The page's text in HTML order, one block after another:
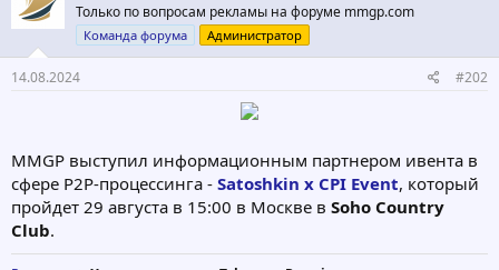
Только по вопросам рекламы на форуме mmgp.com
Команда форума Администратор
14.08.2024 #202
MMGP выступил информационным партнером ивента в
сфере P2P-процессинга - Satoshkin x CPI Event, который
пройдет 29 августа в 15:00 в Москве в Soho Country
Club.